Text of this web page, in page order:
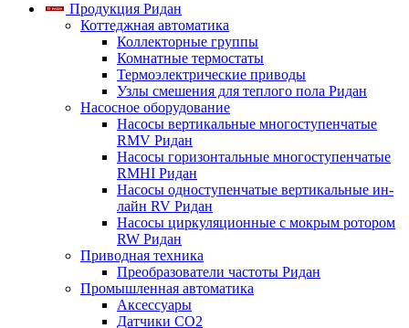
Продукция Ридан
Коттеджная автоматика
Коллекторные группы
Комнатные термостаты
Термоэлектрические приводы
Узлы смешения для теплого пола Ридан
Насосное оборудование
Насосы вертикальные многоступенчатые
RMV Ридан
Насосы горизонтальные многоступенчатые
RMHI Ридан
Насосы одноступенчатые вертикальные ин-
лайн RV Ридан
Насосы циркуляционные с мокрым ротором
RW Ридан
Приводная техника
Преобразователи частоты Ридан
Промышленная автоматика
Аксессуары
Датчики CO2